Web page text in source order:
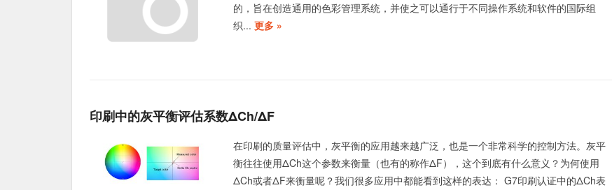
的，旨在创造通用的色彩管理系统，并使之可以通行于不同操作系统和软件的国际组
织... 更多 »
印刷中的灰平衡评估系数ΔCh/ΔF
在印刷的质量评估中，灰平衡的应用越来越广泛，也是一个非常科学的控制方法。灰平
衡往往使用ΔCh这个参数来衡量（也有的称作ΔF），这个到底有什么意义？为何使用
ΔCh或者ΔF来衡量呢？我们很多应用中都能看到这样的表达： G7印刷认证中的ΔCh表